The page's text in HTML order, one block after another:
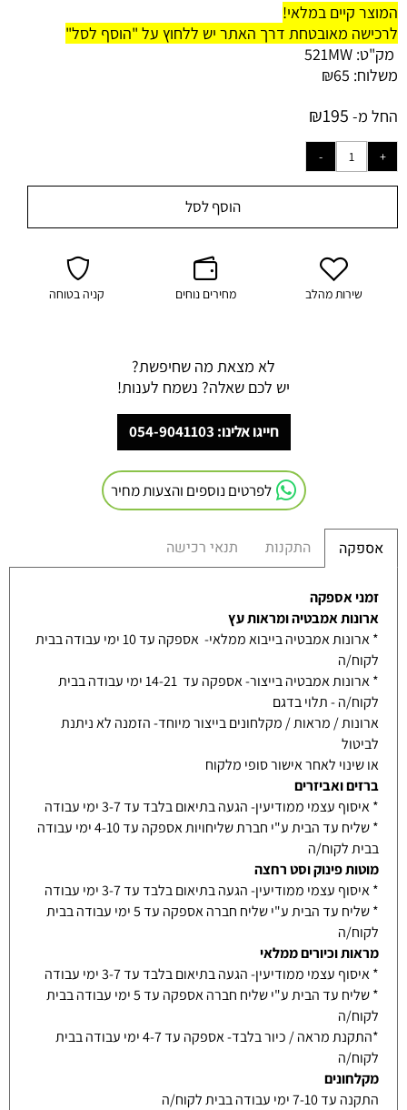
המוצר קיים במלאי!
לרכישה מאובטחת דרך האתר יש ללחוץ על "הוסף לסל"
מק"ט: 521MW
משלוח:
₪65
החל מ-
₪195
הוסף לסל
שירות מהלב מחירים נוחים קניה בטוחה
לא מצאת מה שחיפשת?
יש לכם שאלה? נשמח לענות!
חייגו אלינו: 054-9041103
לפרטים נוספים והצעות מחיר
אספקה התקנות תנאי רכישה
זמני אספקה
ארונות אמבטיה ומראות עץ
* ארונות אמבטיה בייבוא ממלאי- אספקה עד 10 ימי עבודה בבית
לקוח/ה
* ארונות אמבטיה בייצור- אספקה עד 14-21 ימי עבודה בבית
לקוח/ה - תלוי בדגם
ארונות / מראות / מקלחונים בייצור מיוחד- הזמנה לא ניתנת
לביטול
או שינוי לאחר אישור סופי מלקוח
ברזים ואביזרים
* איסוף עצמי ממודיעין- הגעה בתיאום בלבד עד 3-7 ימי עבודה
* שליח עד הבית ע"י חברת שליחויות אספקה עד 4-10 ימי עבודה
בבית לקוח/ה
מוטות פינוק וסט רחצה
* איסוף עצמי ממודיעין- הגעה בתיאום בלבד עד 3-7 ימי עבודה
* שליח עד הבית ע"י שליח חברה אספקה עד 5 ימי עבודה בבית
לקוח/ה
מראות וכיורים ממלאי
* איסוף עצמי ממודיעין- הגעה בתיאום בלבד עד 3-7 ימי עבודה
* שליח עד הבית ע"י שליח חברה אספקה עד 5 ימי עבודה בבית
לקוח/ה
*התקנת מראה / כיור בלבד- אספקה עד 4-7 ימי עבודה בבית
לקוח/ה
מקלחונים
התקנה עד 7-10 ימי עבודה בבית לקוח/ה